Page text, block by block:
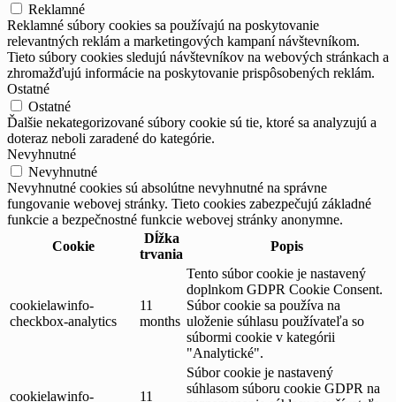
Reklamné
Reklamné súbory cookies sa používajú na poskytovanie
relevantných reklám a marketingových kampaní návštevníkom.
Tieto súbory cookies sledujú návštevníkov na webových stránkach a
zhromažďujú informácie na poskytovanie prispôsobených reklám.
Ostatné
Ostatné
Ďalšie nekategorizované súbory cookie sú tie, ktoré sa analyzujú a
doteraz neboli zaradené do kategórie.
Nevyhnutné
Nevyhnutné
Nevyhnutné cookies sú absolútne nevyhnutné na správne
fungovanie webovej stránky. Tieto cookies zabezpečujú základné
funkcie a bezpečnostné funkcie webovej stránky anonymne.
Cookie
Dĺžka
trvania
Popis
cookielawinfo-
checkbox-analytics
11
months
Tento súbor cookie je nastavený
doplnkom GDPR Cookie Consent.
Súbor cookie sa používa na
uloženie súhlasu používateľa so
súbormi cookie v kategórii
"Analytické".
cookielawinfo-
11
Súbor cookie je nastavený
súhlasom súboru cookie GDPR na